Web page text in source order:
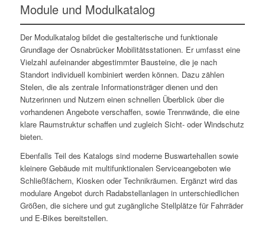
Module und Modulkatalog
Der Modulkatalog bildet die gestalterische und funktionale
Grundlage der Osnabrücker Mobilitätsstationen. Er umfasst eine
Vielzahl aufeinander abgestimmter Bausteine, die je nach
Standort individuell kombiniert werden können. Dazu zählen
Stelen, die als zentrale Informationsträger dienen und den
Nutzerinnen und Nutzern einen schnellen Überblick über die
vorhandenen Angebote verschaffen, sowie Trennwände, die eine
klare Raumstruktur schaffen und zugleich Sicht- oder Windschutz
bieten.
Ebenfalls Teil des Katalogs sind moderne Buswartehallen sowie
kleinere Gebäude mit multifunktionalen Serviceangeboten wie
Schließfächern, Kiosken oder Technikräumen. Ergänzt wird das
modulare Angebot durch Radabstellanlagen in unterschiedlichen
Größen, die sichere und gut zugängliche Stellplätze für Fahrräder
und E-Bikes bereitstellen.